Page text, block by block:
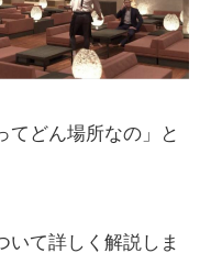
てどん場所なの」と
いて詳しく解説しま